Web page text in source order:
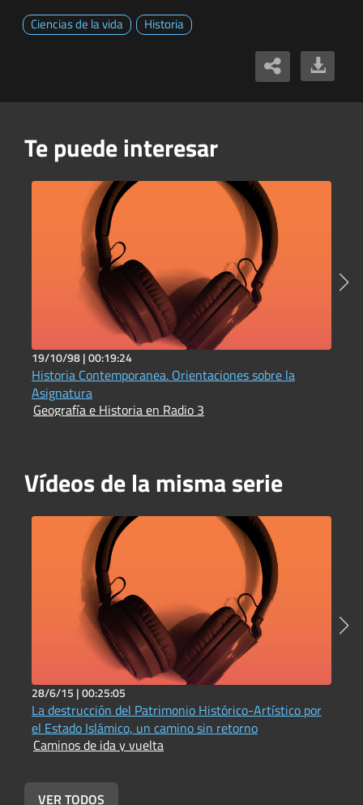
Ciencias de la vida
Historia
Te puede interesar
19/10/98 |00:19:24
Historia Contemporanea. Orientaciones sobre la
Asignatura
Geografía e Historia en Radio 3
Vídeos de la misma serie
28/6/15 |00:25:05
La destrucción del Patrimonio Histórico-Artístico por
el Estado Islámico, un camino sin retorno
Caminos de ida y vuelta
VER TODOS